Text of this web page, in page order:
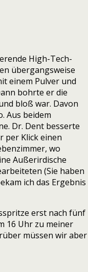
High-Tech-
übergangsweise
einem Pulver und
bohrte er die
bloß war. Davon
Aus beidem
Dr. Dent besserte
per Klick einen
wo
Außerirdische
(Sie haben
ich das Ergebnis
erst nach fünf
16 Uhr zu meiner
müssen wir aber